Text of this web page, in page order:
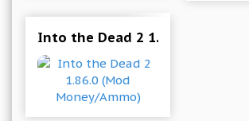
Into the Dead 2 1.86.0 (Mod